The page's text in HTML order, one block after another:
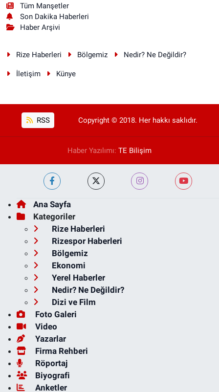
Tüm Manşetler
Son Dakika Haberleri
Haber Arşivi
Rize Haberleri Bölgemiz Nedir? Ne Değildir?
İletişim Künye
RSS Copyright © 2018. Her hakkı saklıdır.
Haber Yazılımı: TE Bilişim
Ana Sayfa
Kategoriler
Rize Haberleri
Rizespor Haberleri
Bölgemiz
Ekonomi
Yerel Haberler
Nedir? Ne Değildir?
Dizi ve Film
Foto Galeri
Video
Yazarlar
Firma Rehberi
Röportaj
Biyografi
Anketler